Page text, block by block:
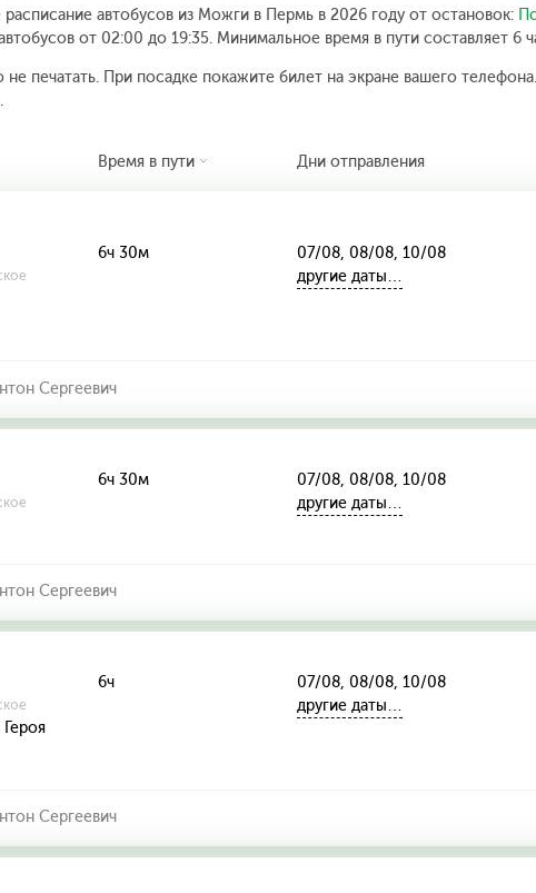
автобусов из Можги в Пермь в 2026 году от остановок:
от 02:00 до 19:35. Минимальное время в пути составляет 6
печатать. При посадке покажите билет на экране вашего
Время в пути Дни отправления
6ч 30м
07/08, 08/08, 10/08
другие даты…
Сергеевич
6ч 30м
07/08, 08/08, 10/08
другие даты…
Сергеевич
6ч
07/08, 08/08, 10/08
другие даты…
Сергеевич